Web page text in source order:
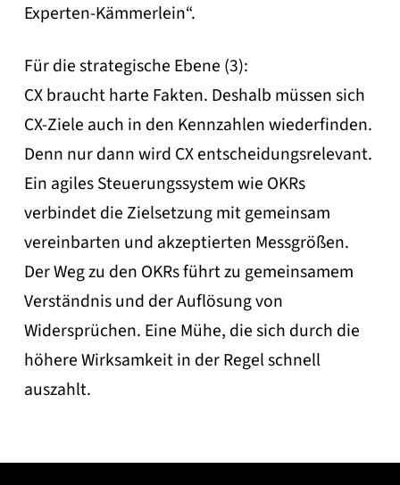
Experten-Kämmerlein“.
Für die strategische Ebene (3):
CX braucht harte Fakten. Deshalb müssen sich
CX-Ziele auch in den Kennzahlen wiederfinden.
Denn nur dann wird CX entscheidungsrelevant.
Ein agiles Steuerungssystem wie OKRs
verbindet die Zielsetzung mit gemeinsam
vereinbarten und akzeptierten Messgrößen.
Der Weg zu den OKRs führt zu gemeinsamem
Verständnis und der Auflösung von
Widersprüchen. Eine Mühe, die sich durch die
höhere Wirksamkeit in der Regel schnell
auszahlt.